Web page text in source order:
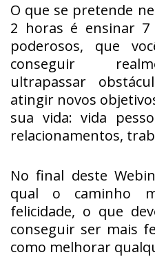
O que se pretende
2 horas é ensinar 7
poderosos, que
conseguir
ultrapassar
atingir novos
sua vida: vida
relacionamentos,
No final deste
qual o caminho
felicidade, o que
conseguir ser mais
como melhorar